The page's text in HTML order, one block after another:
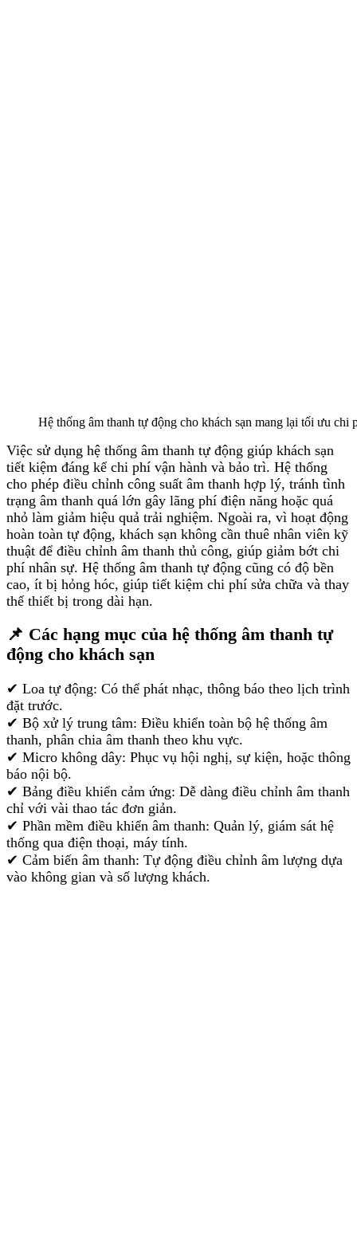
Hệ thống âm thanh tự động cho khách sạn mang lại tối ưu chi
Việc sử dụng hệ thống âm thanh tự động giúp khách sạn
tiết kiệm đáng kể chi phí vận hành và bảo trì. Hệ thống
cho phép điều chỉnh công suất âm thanh hợp lý, tránh tình
trạng âm thanh quá lớn gây lãng phí điện năng hoặc quá
nhỏ làm giảm hiệu quả trải nghiệm. Ngoài ra, vì hoạt động
hoàn toàn tự động, khách sạn không cần thuê nhân viên kỹ
thuật để điều chỉnh âm thanh thủ công, giúp giảm bớt chi
phí nhân sự. Hệ thống âm thanh tự động cũng có độ bền
cao, ít bị hỏng hóc, giúp tiết kiệm chi phí sửa chữa và thay
thế thiết bị trong dài hạn.
📌 Các hạng mục của hệ thống âm thanh tự
động cho khách sạn
✔ Loa tự động: Có thể phát nhạc, thông báo theo lịch trình
đặt trước.
✔ Bộ xử lý trung tâm: Điều khiển toàn bộ hệ thống âm
thanh, phân chia âm thanh theo khu vực.
✔ Micro không dây: Phục vụ hội nghị, sự kiện, hoặc thông
báo nội bộ.
✔ Bảng điều khiển cảm ứng: Dễ dàng điều chỉnh âm thanh
chỉ với vài thao tác đơn giản.
✔ Phần mềm điều khiển âm thanh: Quản lý, giám sát hệ
thống qua điện thoại, máy tính.
✔ Cảm biến âm thanh: Tự động điều chỉnh âm lượng dựa
vào không gian và số lượng khách.